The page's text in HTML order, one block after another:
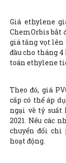
Giá ethylene
ChemOrbis bắt
giá tăng vọt lên
đầu cho tháng
toán ethylene
Theo đó, giá
cấp có thể áp
ngại về tỷ
2021. Nếu các
chuyển đổi chi
hoạt động.